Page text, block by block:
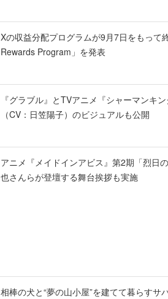
Xの収益分配プログラムが9月7日をもっ
Rewards Program」を発表
『グラブル』とTVアニメ『シャーマンキ
（CV：日笠陽子）のビジュアルも公開
アニメ『メイドインアビス』第2期「烈日
也さんらが登壇する舞台挨拶も実施
相棒の犬と“夢の山小屋”を建てて暮らす